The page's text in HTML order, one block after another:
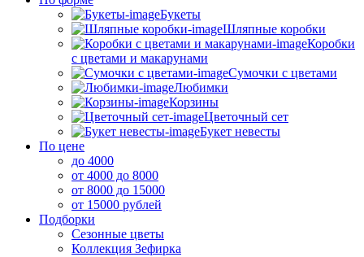
Букеты
Шляпные коробки
Коробки
с цветами и макарунами
Сумочки с цветами
Любимки
Корзины
Цветочный сет
Букет невесты
По цене
до 4000
от 4000 до 8000
от 8000 до 15000
от 15000 рублей
Подборки
Сезонные цветы
Коллекция Зефирка